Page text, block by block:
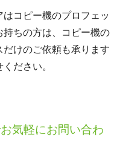
コピー機のプロフェッ
持ちの方は、コピー機の
けのご依頼も承ります
ださい。
気軽にお問い合わ